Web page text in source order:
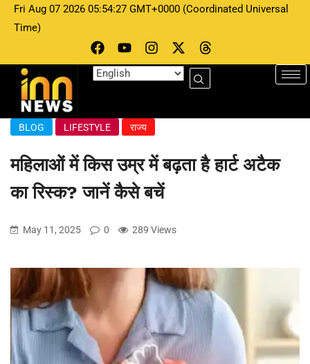
Fri Aug 07 2026 05:54:27 GMT+0000 (Coordinated Universal
Time)
BLOG LIFESTYLE राज्य
महिलाओं में किस उम्र में बढ़ता है हार्ट अटैक
का रिस्क? जानें कैसे बचें
May 11, 2025 0 289 Views